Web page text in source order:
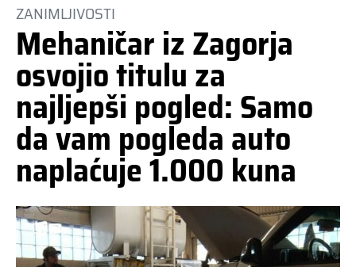
ZANIMLJIVOSTI
Mehaničar iz Zagorja
osvojio titulu za
najljepši pogled: Samo
da vam pogleda auto
naplaćuje 1.000 kuna